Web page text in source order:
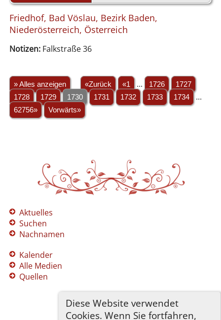
Diese Website verwendet
Cookies. Wenn Sie fortfahren,
Friedhof, Bad Vöslau, Bezirk Baden,
Niederösterreich, Österreich
Notizen:Falkstraße 36
» Alles anzeigen «Zurück «1 ... 1726
1727
1728
1729 1730 1731 1732 1733 1734
...
62756»
Vorwärts»
Aktuelles
Suchen
Nachnamen
Kalender
Alle Medien
Quellen